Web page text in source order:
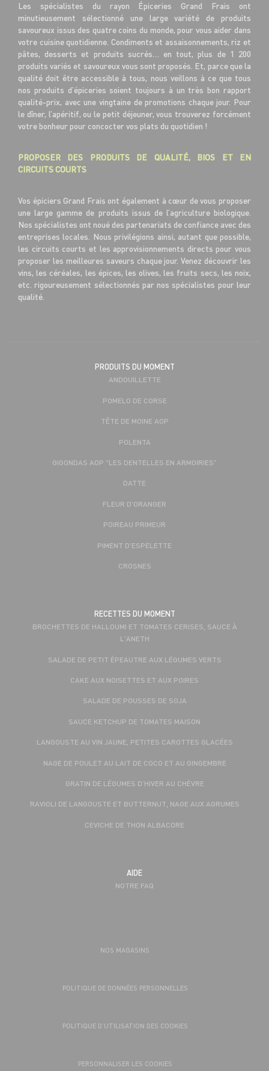
Les spécialistes du rayon Épiceries Grand Frais ont
minutieusement sélectionné une large variété de produits
savoureux issus des quatre coins du monde, pour vous aider dans
votre cuisine quotidienne. Condiments et assaisonnements, riz et
pâtes, desserts et produits sucrés… en tout, plus de 1 200
produits variés et savoureux vous sont proposés. Et, parce que la
qualité doit être accessible à tous, nous veillons à ce que tous
nos produits d’épiceries soient toujours à un très bon rapport
qualité-prix, avec une vingtaine de promotions chaque jour. Pour
le dîner, l’apéritif, ou le petit déjeuner, vous trouverez forcément
votre bonheur pour concocter vos plats du quotidien !
PROPOSER DES PRODUITS DE QUALITÉ, BIOS ET EN
CIRCUITS COURTS
Vos épiciers Grand Frais ont également à cœur de vous proposer
une large gamme de produits issus de l’agriculture biologique.
Nos spécialistes ont noué des partenariats de confiance avec des
entreprises locales. Nous privilégions ainsi, autant que possible,
les circuits courts et les approvisionnements directs pour vous
proposer les meilleures saveurs chaque jour. Venez découvrir les
vins, les céréales, les épices, les olives, les fruits secs, les noix,
etc. rigoureusement sélectionnés par nos spécialistes pour leur
qualité.
PRODUITS DU MOMENT
ANDOUILLETTE
POMELO DE CORSE
TÊTE DE MOINE AOP
POLENTA
GIGONDAS AOP "LES DENTELLES EN ARMOIRIES"
DATTE
FLEUR D'ORANGER
POIREAU PRIMEUR
PIMENT D'ESPELETTE
CROSNES
RECETTES DU MOMENT
BROCHETTES DE HALLOUMI ET TOMATES CERISES, SAUCE À
L'ANETH
SALADE DE PETIT ÉPEAUTRE AUX LÉGUMES VERTS
CAKE AUX NOISETTES ET AUX POIRES
SALADE DE POUSSES DE SOJA
SAUCE KETCHUP DE TOMATES MAISON
LANGOUSTE AU VIN JAUNE, PETITES CAROTTES GLACÉES
NAGE DE POULET AU LAIT DE COCO ET AU GINGEMBRE
GRATIN DE LÉGUMES D’HIVER AU CHÈVRE
RAVIOLI DE LANGOUSTE ET BUTTERNUT, NAGE AUX AGRUMES
CEVICHE DE THON ALBACORE
AIDE
NOTRE FAQ
NOS MAGASINS
POLITIQUE DE DONNÉES PERSONNELLES
POLITIQUE D’UTILISATION DES COOKIES
PERSONNALISER LES COOKIES